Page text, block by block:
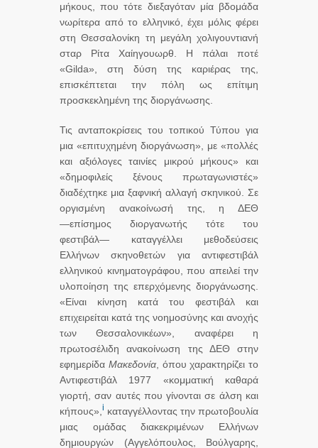
μήκους, που τότε διεξαγόταν μία βδομάδα
νωρίτερα από το ελληνικό, έχει μόλις φέρει
στη Θεσσαλονίκη τη μεγάλη χολιγουντιανή
σταρ Ρίτα Χαίηγουωρθ. Η πάλαι ποτέ
«Gilda», στη δύση της καριέρας της,
επισκέπτεται την πόλη ως επίτιμη
προσκεκλημένη της διοργάνωσης.
Τις ανταποκρίσεις του τοπικού Τύπου για
μια «επιτυχημένη διοργάνωση», με «πολλές
και αξιόλογες ταινίες μικρού μήκους» και
«δημοφιλείς ξένους πρωταγωνιστές»
διαδέχτηκε μια ξαφνική αλλαγή σκηνικού. Σε
οργισμένη ανακοίνωσή της, η ΔΕΘ
―επίσημος διοργανωτής τότε του
φεστιβάλ― καταγγέλλει μεθοδεύσεις
Ελλήνων σκηνοθετών για αντιφεστιβάλ
ελληνικού κινηματογράφου, που απειλεί την
υλοποίηση της επερχόμενης διοργάνωσης.
«Είναι κίνηση κατά του φεστιβάλ και
επιχειρείται κατά της νοημοσύνης και ανοχής
των Θεσσαλονικέων», αναφέρει η
πρωτοσέλιδη ανακοίνωση της ΔΕΘ στην
εφημερίδα Μακεδονία, όπου χαρακτηρίζει το
Αντιφεστιβάλ 1977 «κομματική καθαρά
γιορτή, σαν αυτές που γίνονται σε άλση και
κήπους», i καταγγέλλοντας την πρωτοβουλία
μιας ομάδας διακεκριμένων Ελλήνων
δημιουργών (Αγγελόπουλος, Βούλγαρης,